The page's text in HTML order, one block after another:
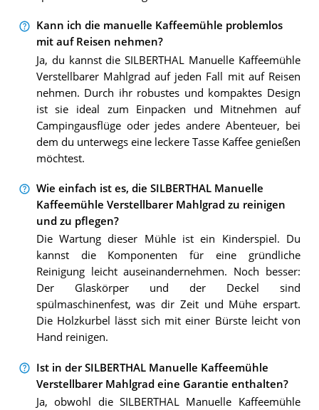
Kann ich die manuelle Kaffeemühle problemlos
mit auf Reisen nehmen?
Ja, du kannst die SILBERTHAL Manuelle Kaffeemühle
Verstellbarer Mahlgrad auf jeden Fall mit auf Reisen
nehmen. Durch ihr robustes und kompaktes Design
ist sie ideal zum Einpacken und Mitnehmen auf
Campingausflüge oder jedes andere Abenteuer, bei
dem du unterwegs eine leckere Tasse Kaffee genießen
möchtest.
Wie einfach ist es, die SILBERTHAL Manuelle
Kaffeemühle Verstellbarer Mahlgrad zu reinigen
und zu pflegen?
Die Wartung dieser Mühle ist ein Kinderspiel. Du
kannst die Komponenten für eine gründliche
Reinigung leicht auseinandernehmen. Noch besser:
Der Glaskörper und der Deckel sind
spülmaschinenfest, was dir Zeit und Mühe erspart.
Die Holzkurbel lässt sich mit einer Bürste leicht von
Hand reinigen.
Ist in der SILBERTHAL Manuelle Kaffeemühle
Verstellbarer Mahlgrad eine Garantie enthalten?
Ja, obwohl die SILBERTHAL Manuelle Kaffeemühle